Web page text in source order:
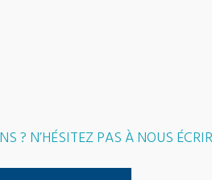
? N’HÉSITEZ PAS À NOUS